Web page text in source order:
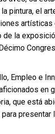
pintura, el
artísticas
de la
Empleo e
en
que está
presentar